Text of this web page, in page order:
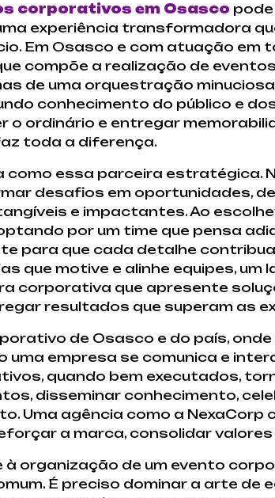
corporativos em Osasco
experiência transformadora
Em Osasco e com atuação em
compõe a realização de
de uma orquestração
conhecimento do público e
o ordinário e entregar
toda a diferença.
como essa parceira estratégica.
desafios em oportunidades,
e impactantes. Ao
por um time que pensa
para que cada detalhe
que motive e alinhe equipes,
corporativa que apresente
resultados que superam as
de Osasco e do país,
uma empresa se comunica e
quando bem executados,
disseminar conhecimento,
Uma agência como a NexaCorp
a marca, consolidar valores
à organização de um evento
É preciso dominar a arte de